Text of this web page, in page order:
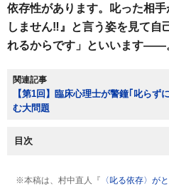
依存性があります。叱った相
しません‼』と言う姿を見て自
れるからです」といいます――
関連記事
【第1回】臨床心理士が警鐘｢叱らず
む大問題
目次
※本稿は、村中直人『 〈叱る依存〉が